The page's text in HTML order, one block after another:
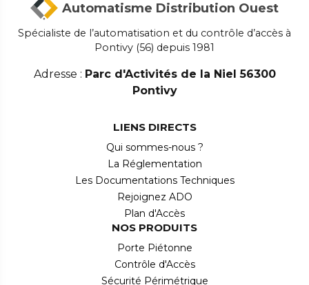
Automatisme Distribution Ouest
Spécialiste de l’automatisation et du contrôle d’accès à
Pontivy (56) depuis 1981
Adresse : Parc d'Activités de la Niel 56300
Pontivy
LIENS DIRECTS
Qui sommes-nous ?
La Réglementation
Les Documentations Techniques
Rejoignez ADO
Plan d'Accès
NOS PRODUITS
Porte Piétonne
Contrôle d'Accès
Sécurité Périmétrique